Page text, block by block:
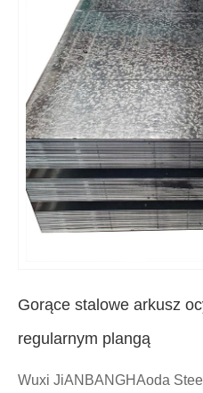
Gorące stalowe arkusz
regularnym plangą
Wuxi JiANBANGHAoda